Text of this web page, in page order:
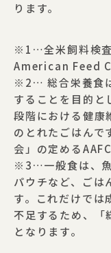
ります。
※1…全米飼料検
American Feed
※2… 総合栄養食
することを目的と
段階における健康
のとれたごはんで
会」の定める
※3…一般食は、魚
パウチなど、ごは
す。これだけでは
不足するため、「
となります。